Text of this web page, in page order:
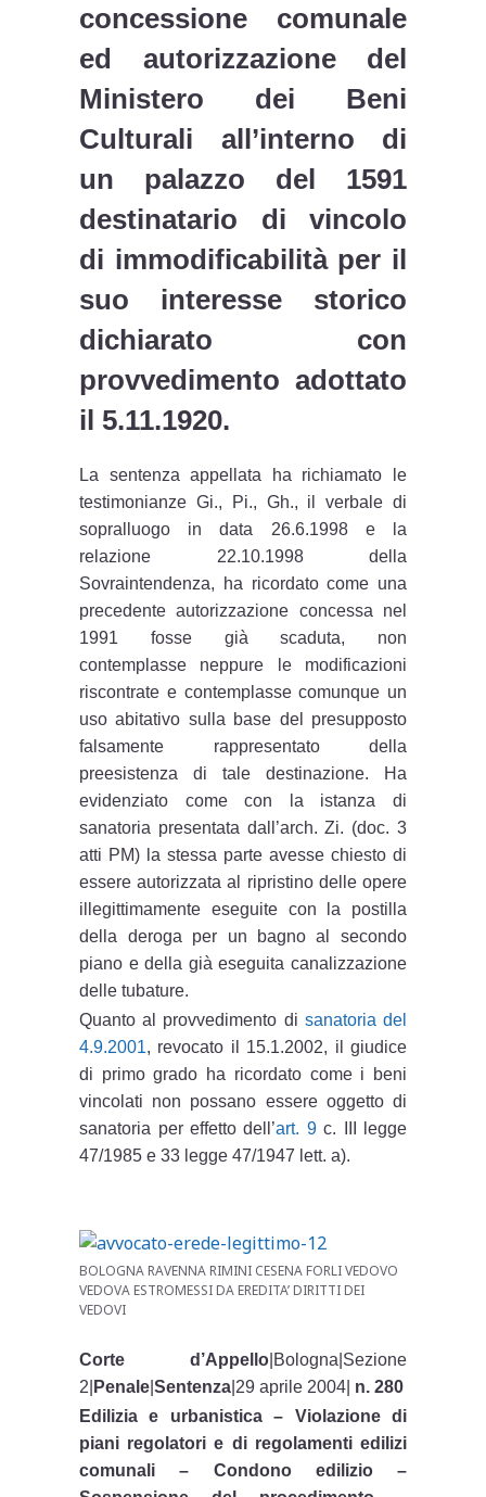
concessione comunale
ed autorizzazione del
Ministero dei Beni
Culturali all’interno di
un palazzo del 1591
destinatario di vincolo
di immodificabilità per il
suo interesse storico
dichiarato con
provvedimento adottato
il 5.11.1920.
La sentenza appellata ha richiamato le
testimonianze Gi., Pi., Gh., il verbale di
sopralluogo in data 26.6.1998 e la
relazione 22.10.1998 della
Sovraintendenza, ha ricordato come una
precedente autorizzazione concessa nel
1991 fosse già scaduta, non
contemplasse neppure le modificazioni
riscontrate e contemplasse comunque un
uso abitativo sulla base del presupposto
falsamente rappresentato della
preesistenza di tale destinazione. Ha
evidenziato come con la istanza di
sanatoria presentata dall’arch. Zi. (doc. 3
atti PM) la stessa parte avesse chiesto di
essere autorizzata al ripristino delle opere
illegittimamente eseguite con la postilla
della deroga per un bagno al secondo
piano e della già eseguita canalizzazione
delle tubature.
Quanto al provvedimento di sanatoria del
4.9.2001, revocato il 15.1.2002, il giudice
di primo grado ha ricordato come i beni
vincolati non possano essere oggetto di
sanatoria per effetto dell’art. 9c. III legge
47/1985 e 33 legge 47/1947 lett. a).
BOLOGNA RAVENNA RIMINI CESENA FORLI VEDOVO
VEDOVA ESTROMESSI DA EREDITA’ DIRITTI DEI
VEDOVI
Corte d’Appello|Bologna|Sezione
2| Penale |Sentenza |29 aprile 2004| n. 280
Edilizia e urbanistica – Violazione di
piani regolatori e di regolamenti edilizi
comunali – Condono edilizio –